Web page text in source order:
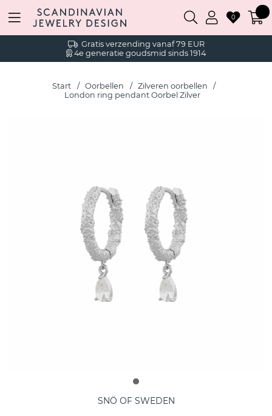
Gratis verzending vanaf 79 EUR
4e generatie goudsmid sinds 1914
0
Start Oorbellen
Zilveren oorbellen
London ring pendant Oorbel Zilver
SNÖ OF SWEDEN